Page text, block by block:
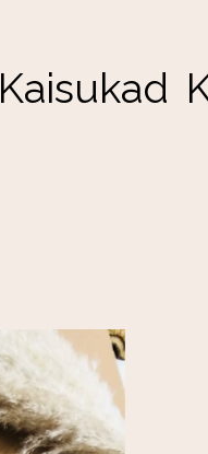
Kaisukad